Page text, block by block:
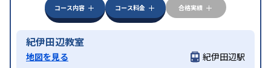
コース内容
コース料金 合格実績
紀伊田辺教室
地図を見る
紀伊田辺駅